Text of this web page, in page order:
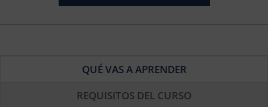
QUÉ VAS A APRENDER
REQUISITOS DEL CURSO